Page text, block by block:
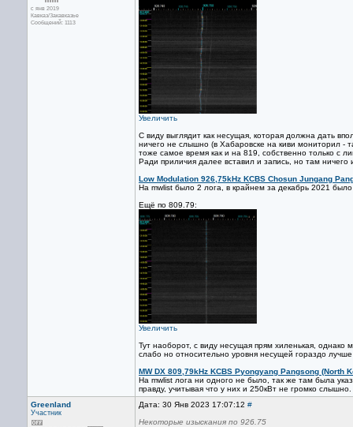
с янв 2019
Кавказ/Закавказье
Сообщений: 1113
Увеличить
С виду выглядит как несущая, которая должна дать
ничего не слышно (в Хабаровске на киви мониторил -
тоже самое время как и на 819, собственно только с
Ради приличия далее вставил и запись, но там
Low Modulation 926,75kHz KCBS Chosun Jungang
На mwlist было 2 лога, в крайнем за декабрь 2021
Ещё по 809.79:
Увеличить
Тут наоборот, с виду несущая прям хиленькая,
слабо но относительно уровня несущей гораздо
MW DX 809,79kHz KCBS Pyongyang Pangsong (North
На mwlist лога ни одного не было, так же там была
правду, учитывая что у них и 250кВт не громко слышно.
Greenland
Участник
Дата: 30 Янв 2023 17:07:12 #
Некоторые изыскания по 926.75